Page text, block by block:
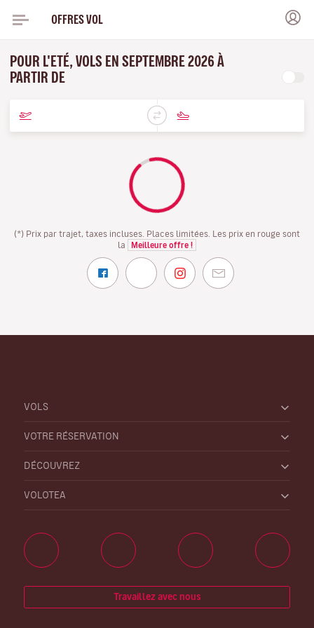
OFFRES VOL
POUR L'ETÉ, VOLS EN SEPTEMBRE 2026 À
PARTIR DE
(*) Prix par trajet, taxes incluses. Places limitées. Les prix en rouge sont
la
Meilleure offre !
VOLS
VOTRE RÉSERVATION
DÉCOUVREZ
VOLOTEA
Travaillez avec nous